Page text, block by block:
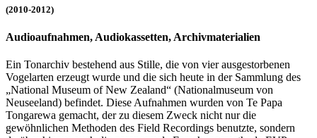
(2010-2012)
Audioaufnahmen, Audiokassetten, Archivmaterialien
Ein Tonarchiv bestehend aus Stille, die von vier ausgestorbenen
Vogelarten erzeugt wurde und die sich heute in der Sammlung des
„National Museum of New Zealand“ (Nationalmuseum von
Neuseeland) befindet. Diese Aufnahmen wurden von Te Papa
Tongarewa gemacht, der zu diesem Zweck nicht nur die
gewöhnlichen Methoden des Field Recordings benutzte, sondern